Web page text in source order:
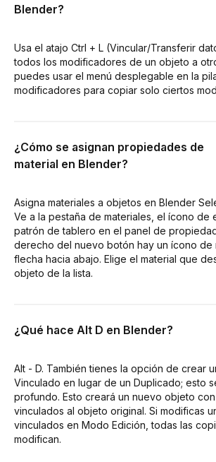
Blender?
Usa el atajo Ctrl + L (Vincular/Transferir
todos los modificadores de un objeto a
puedes usar el menú desplegable en la
modificadores para copiar solo ciertos
¿Cómo se asignan propiedades de
material en Blender?
Asigna materiales a objetos en Blender
Ve a la pestaña de materiales, el ícono de
patrón de tablero en el panel de
derecho del nuevo botón hay un ícono de
flecha hacia abajo. Elige el material que
objeto de la lista.
¿Qué hace Alt D en Blender?
Alt - D. También tienes la opción de crear
Vinculado en lugar de un Duplicado; esto
profundo. Esto creará un nuevo objeto
vinculados al objeto original. Si modificas
vinculados en Modo Edición, todas las
modifican.